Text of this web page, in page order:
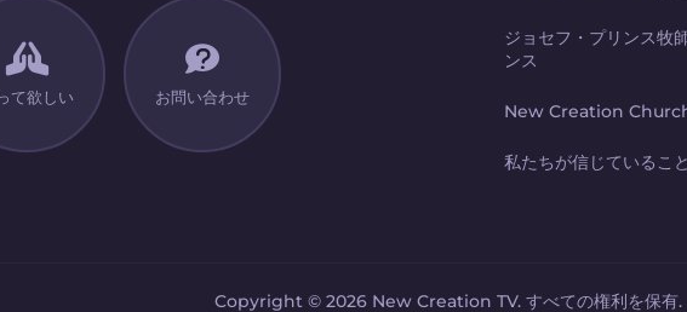
て欲しい お問い合わせ
ジョセフ・プリンス牧
ンス
New Creation
私たちが信じていること
Copyright © 2026 New Creation TV. すべての権利を保有.